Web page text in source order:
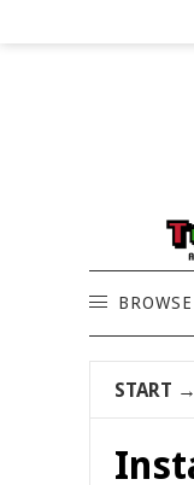
BROWSE
START →